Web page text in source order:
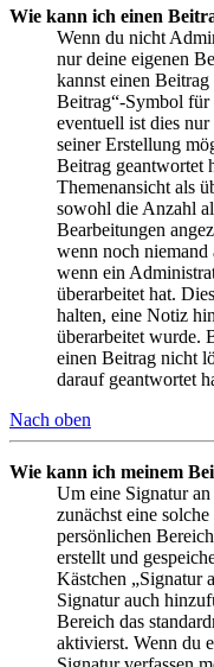
Wie kann ich einen
Wenn du nicht
nur deine eigenen
kannst einen
Beitrag“-Symbol für
eventuell ist dies
seiner Erstellung
Beitrag geantwortet
Themenansicht als
sowohl die Anzahl
Bearbeitungen
wenn noch niemand
wenn ein
überarbeitet hat.
halten, eine Notiz
überarbeitet wurde.
einen Beitrag nicht
darauf geantwortet
Nach oben
Wie kann ich meinem
Um eine Signatur
zunächst eine
persönlichen
erstellt und
Kästchen „Signatur
Signatur auch
Bereich das
aktivierst. Wenn du